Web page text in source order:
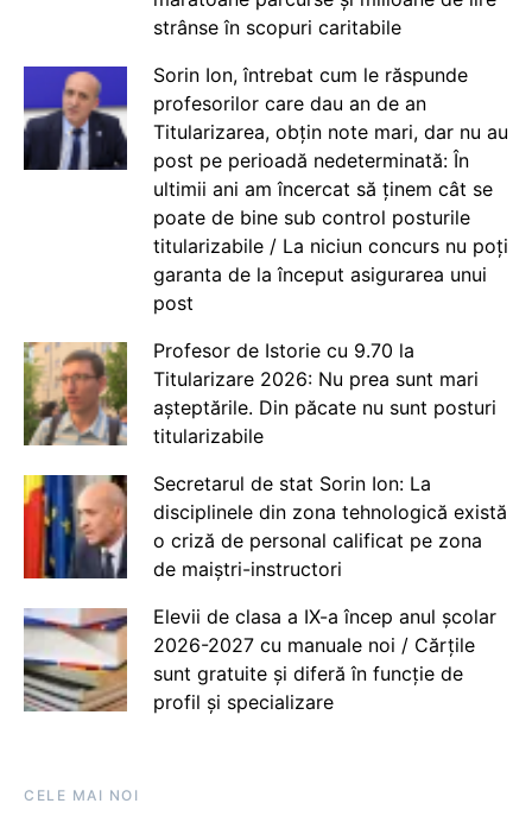
strânse în scopuri caritabile
Sorin Ion, întrebat cum le răspunde
profesorilor care dau an de an
Titularizarea, obțin note mari, dar nu au
post pe perioadă nedeterminată: În
ultimii ani am încercat să ținem cât se
poate de bine sub control posturile
titularizabile / La niciun concurs nu poți
garanta de la început asigurarea unui
post
Profesor de Istorie cu 9.70 la
Titularizare 2026: Nu prea sunt mari
așteptările. Din păcate nu sunt posturi
titularizabile
Secretarul de stat Sorin Ion: La
disciplinele din zona tehnologică există
o criză de personal calificat pe zona
de maiștri-instructori
Elevii de clasa a IX-a încep anul școlar
2026-2027 cu manuale noi / Cărțile
sunt gratuite și diferă în funcție de
profil și specializare
CELE MAI NOI